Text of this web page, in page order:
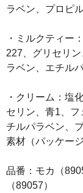
ラベン、プロピ
・ミルクティー
227、グリセリ
ラベン、エチル
・クリーム：塩
セリン、青1、
チルパラベン、
素材（パッケー
品番：モカ（
（89057）